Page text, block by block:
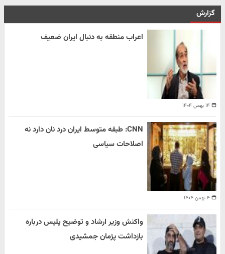
گزارش
۱۴ بهمن ۱۴۰۴
اعراب منطقه به دنبال ایران ضعیف
۴ بهمن ۱۴۰۴
CNN: طبقه متوسط ایران درد نان دارد نه
اصلاحات سیاسی
واکنش وزیر ارشاد و توضیح پلیس درباره
بازداشت پژمان جمشیدی